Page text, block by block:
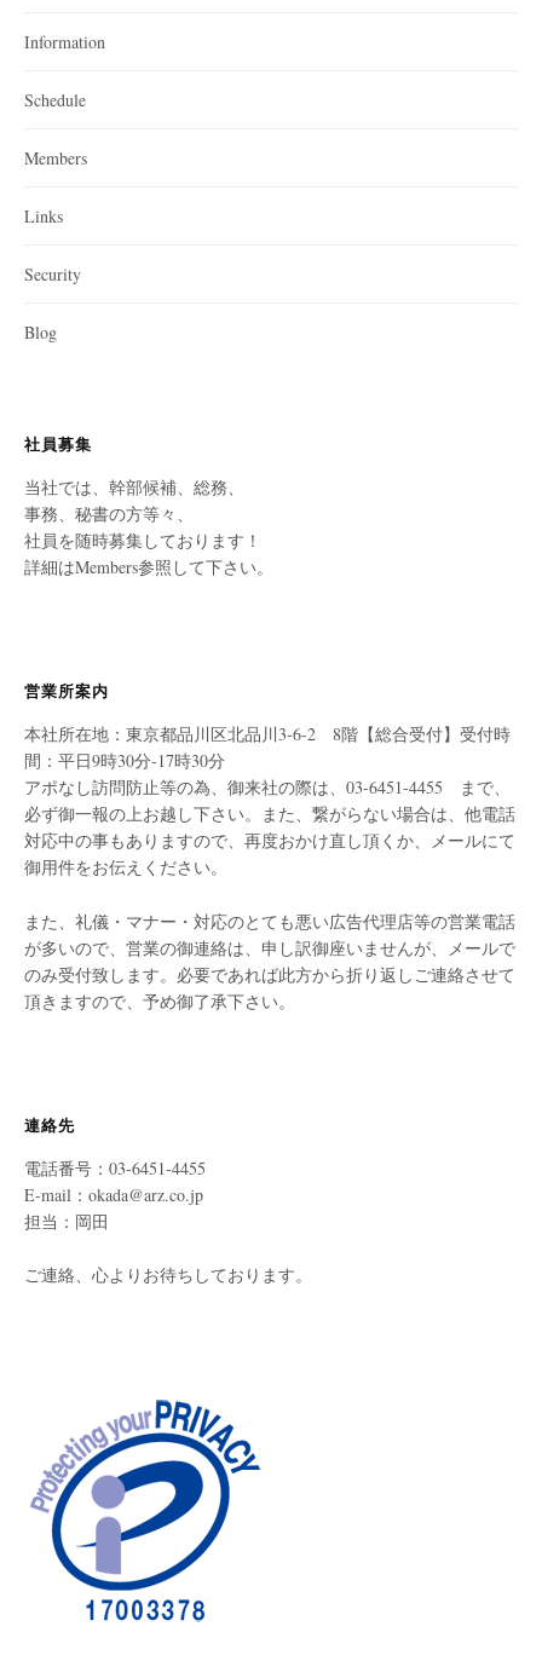
Information
Schedule
Members
Links
Security
Blog
社員募集
当社では、幹部候補、総務、
事務、秘書の方等々、
社員を随時募集しております！
詳細はMembers参照して下さい。
営業所案内
本社所在地：東京都品川区北品川3-6-2 8階【総合受付】受付時
間：平日9時30分-17時30分
アポなし訪問防止等の為、御来社の際は、03-6451-4455 まで、
必ず御一報の上お越し下さい。また、繋がらない場合は、他電話
対応中の事もありますので、再度おかけ直し頂くか、メールにて
御用件をお伝えください。
また、礼儀・マナー・対応のとても悪い広告代理店等の営業電話
が多いので、営業の御連絡は、申し訳御座いませんが、メールで
のみ受付致します。必要であれば此方から折り返しご連絡させて
頂きますので、予め御了承下さい。
連絡先
電話番号：03-6451-4455
E-mail：okada@arz.co.jp
担当：岡田
ご連絡、心よりお待ちしております。